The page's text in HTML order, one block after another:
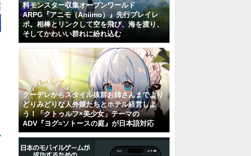
料モンスター収集オープンワールド
ARPG『アニモ（Aniimo）』先行プレイレ
ポ。相棒とリンクして空を飛び、海を渡り、
そしてかわいい群れに紛れ込む
クーデレからスタイル抜群お姉さんまでより
どりみどりな人外娘たちとホテル経営しよ
う！「クトゥルフ×美少女」テーマの
ADV『ヨグ=ソトースの庭』が日本語対応